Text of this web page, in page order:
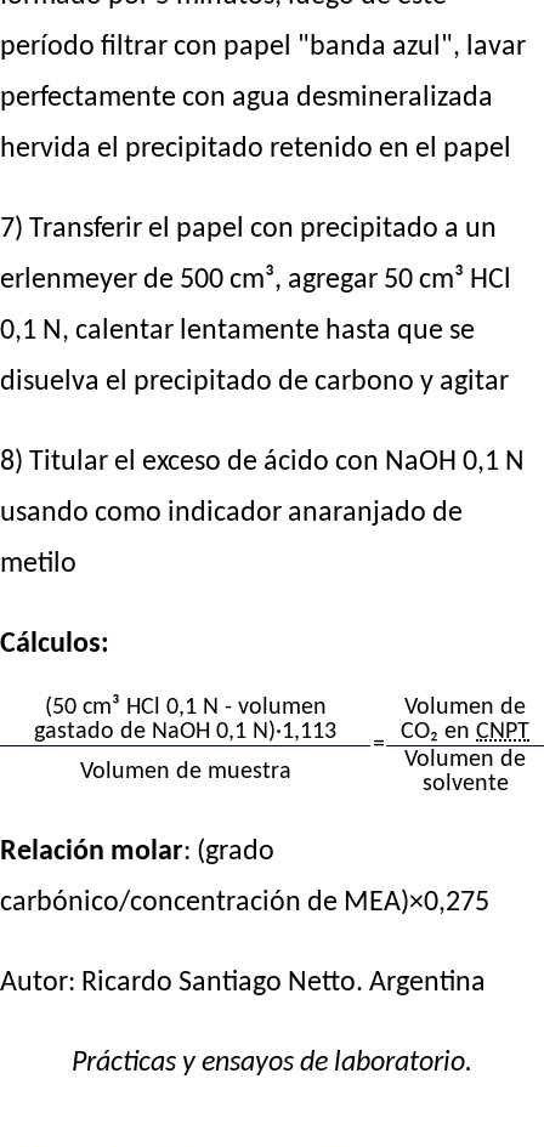
período filtrar con papel "banda azul", lavar
perfectamente con agua desmineralizada
hervida el precipitado retenido en el papel
7) Transferir el papel con precipitado a un
erlenmeyer de 500 cm³, agregar 50 cm³ HCl
0,1 N, calentar lentamente hasta que se
disuelva el precipitado de carbono y agitar
8) Titular el exceso de ácido con NaOH 0,1 N
usando como indicador anaranjado de
metilo
Cálculos:
(50 cm³ HCl 0,1 N - volumen
gastado de NaOH 0,1 N)·1,113
=
Volumen de
CO₂ en CNPT
Volumen de muestra
Volumen de
solvente
Relación molar: (grado
carbónico/concentración de MEA)×0,275
Autor: Ricardo Santiago Netto. Argentina
Prácticas y ensayos de laboratorio.